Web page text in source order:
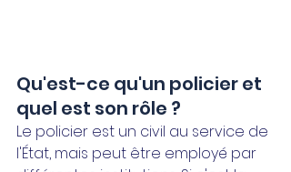
Qu'est-ce qu'un policier et
quel est son rôle ?
Le policier est un civil au service de
l'État, mais peut être employé par